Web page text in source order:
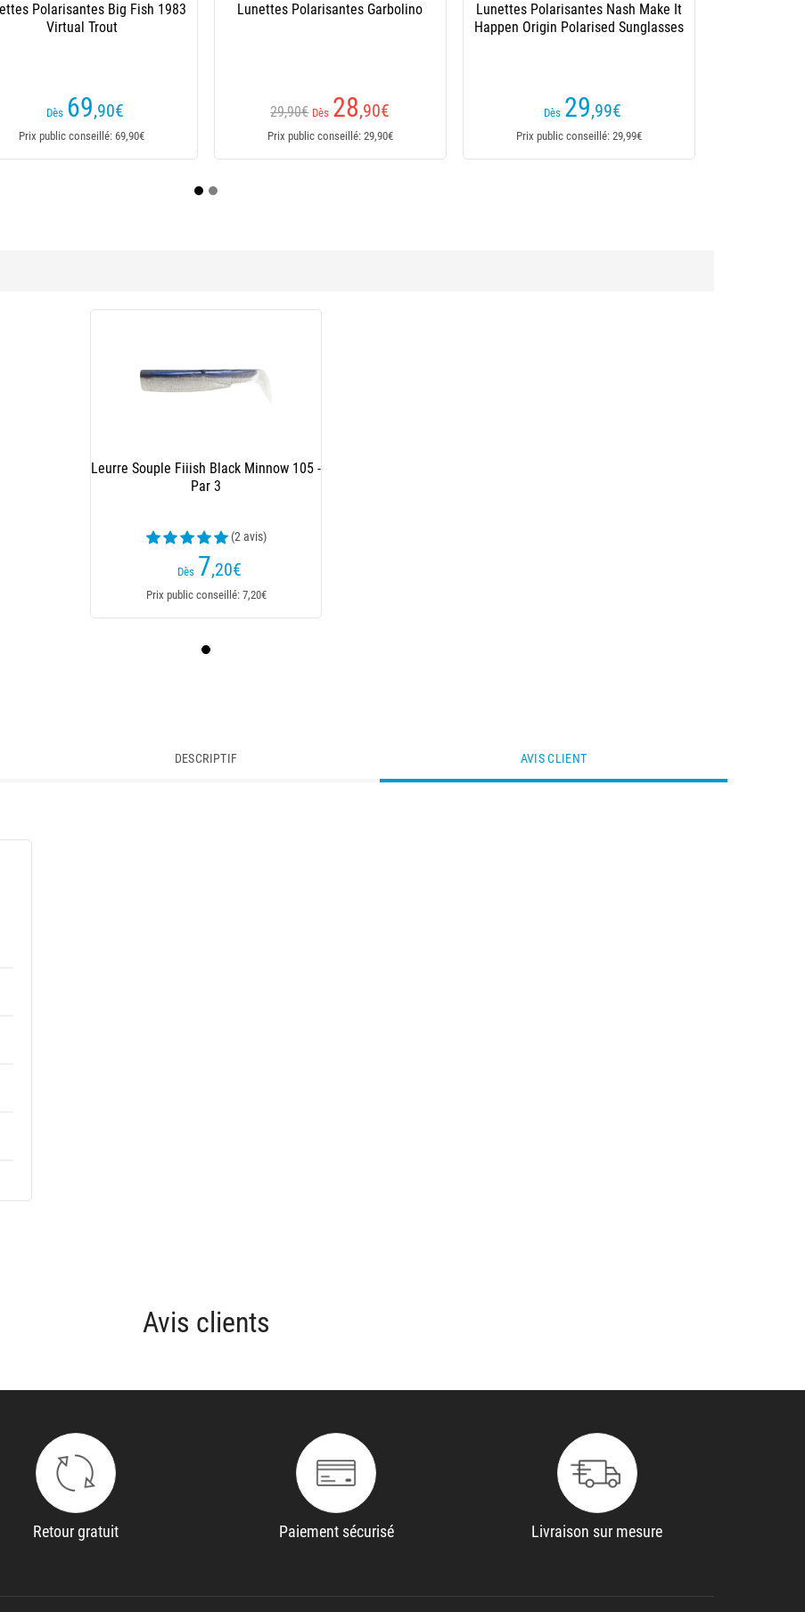
Clip Relevable Polarisant Jmc
24,90€ Dès 19,90
Prix public conseillé: 24,90€
Lunettes Polarisantes Big Fish 1983
39,90€
Prix public conseillé: 39,90€
Lunettes Polarisantes Jmc Tac Stream
Photo
49,90€
Prix public conseillé: 49,90€
Leurre Souple Fiiish Black Minnow 105 -
Par 3
(2 avis)
Dès 7,20€
Prix public conseillé: 7,20€
DESCRIPTIF AVIS CLIENT
Avis clients
Retour gratuit Paiement sécurisé Livraison sur mesure